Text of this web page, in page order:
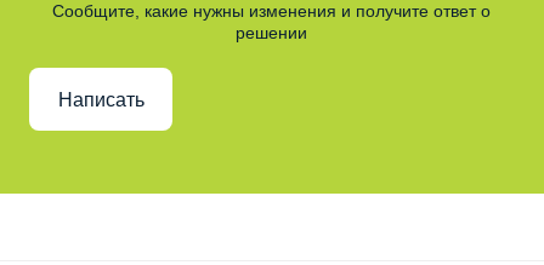
Сообщите, какие нужны изменения и получите ответ о
решении
Написать